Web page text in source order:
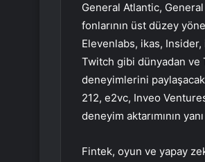
General Atlantic,
fonlarının üst düzey
Elevenlabs, ikas,
Twitch gibi dünyadan
deneyimlerini
212, e2vc, Inveo
deneyim aktarımının
Fintek, oyun ve yapay